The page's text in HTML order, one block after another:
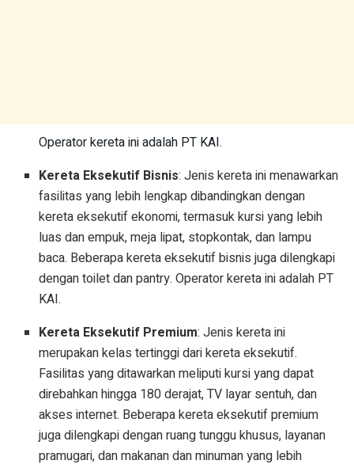
Operator kereta ini adalah PT KAI.
Kereta Eksekutif Bisnis: Jenis kereta ini menawarkan
fasilitas yang lebih lengkap dibandingkan dengan
kereta eksekutif ekonomi, termasuk kursi yang lebih
luas dan empuk, meja lipat, stopkontak, dan lampu
baca. Beberapa kereta eksekutif bisnis juga dilengkapi
dengan toilet dan pantry. Operator kereta ini adalah PT
KAI.
Kereta Eksekutif Premium: Jenis kereta ini
merupakan kelas tertinggi dari kereta eksekutif.
Fasilitas yang ditawarkan meliputi kursi yang dapat
direbahkan hingga 180 derajat, TV layar sentuh, dan
akses internet. Beberapa kereta eksekutif premium
juga dilengkapi dengan ruang tunggu khusus, layanan
pramugari, dan makanan dan minuman yang lebih